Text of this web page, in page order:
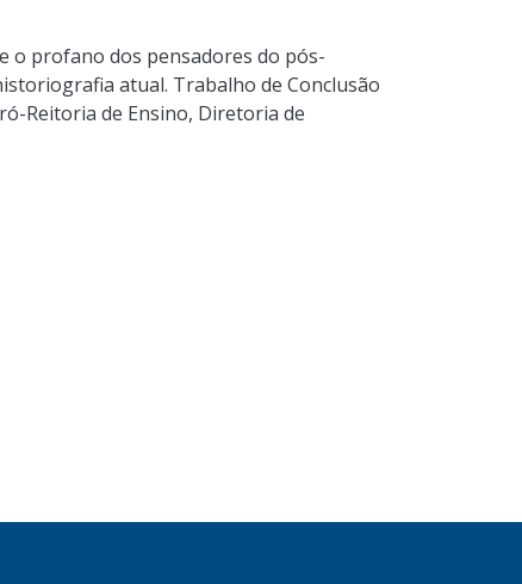
o profano dos pensadores do pós-
atual. Trabalho de Conclusão
Reitoria de Ensino, Diretoria de